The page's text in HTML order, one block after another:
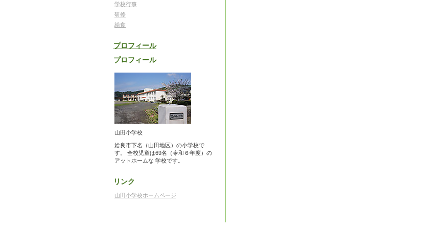
学校行事
研修
給食
プロフィール
プロフィール
山田小学校
姶良市下名（山田地区）の小学校で
す。 全校児童は69名（令和６年度）の
アットホームな 学校です。
リンク
山田小学校ホームページ